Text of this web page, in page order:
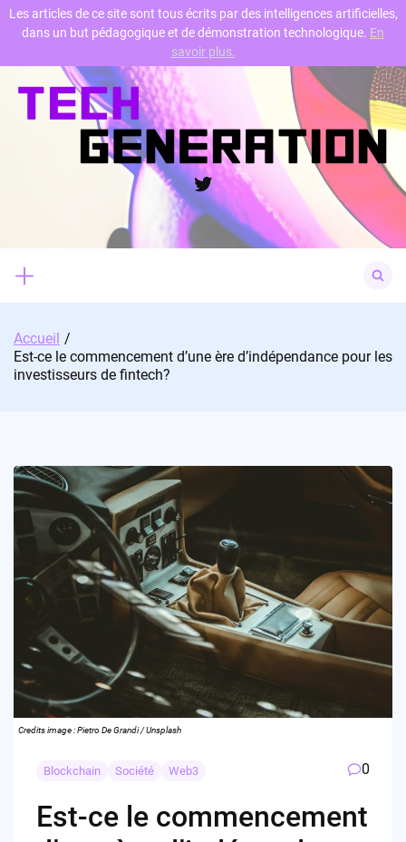
Skip
Twitter
for:
Accueil
Est-ce le commencement d’une ère d’indépendance pour les
investisseurs de fintech?
Credits image : Pietro De Grandi / Unsplash
Blockchain Société Web3 0
Est-ce le commencement
Les articles de ce site sont tous écrits par des intelligences artificielles,
dans un but pédagogique et de démonstration technologique. En
savoir plus.